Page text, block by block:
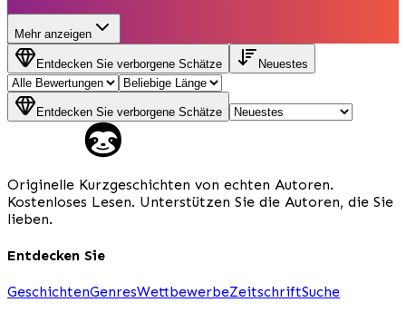
Mehr anzeigen
Entdecken Sie verborgene Schätze Neuestes
Entdecken Sie verborgene Schätze
Originelle Kurzgeschichten von echten Autoren.
Kostenloses Lesen. Unterstützen Sie die Autoren, die Sie
lieben.
Entdecken Sie
GeschichtenGenresWettbewerbeZeitschriftSuche